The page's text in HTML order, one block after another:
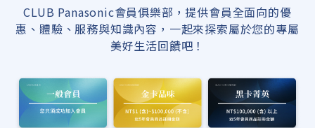
CLUB Panasonic會員俱樂部，提供會員全面向的優
惠、體驗、服務與知識內容，一起來探索屬於您的專屬
美好生活回饋吧！